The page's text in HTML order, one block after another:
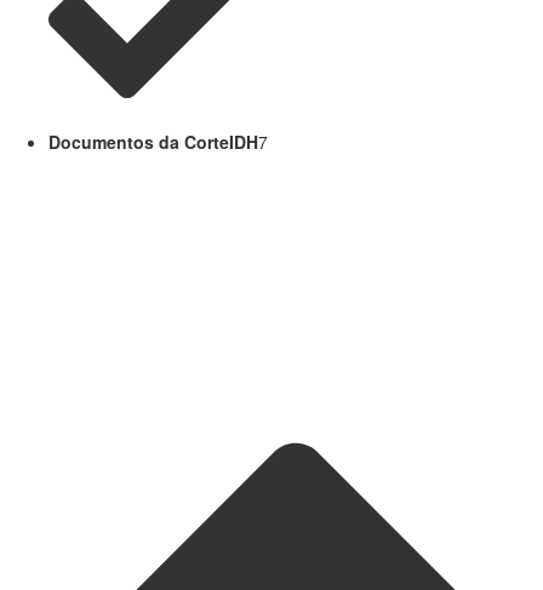
Documentos da CorteIDH7